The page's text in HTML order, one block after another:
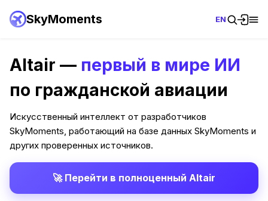
SkyMoments EN
Altair — первый в мире ИИ
по гражданской авиации
Искусственный интеллект от разработчиков
SkyMoments, работающий на базе данных SkyMoments и
других проверенных источников.
🚀 Перейти в полноценный Altair